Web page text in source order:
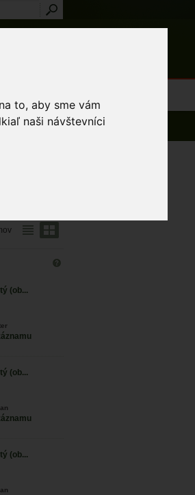
to, aby sme vám
naši návštevníci
(ob...
(ob...
(ob...